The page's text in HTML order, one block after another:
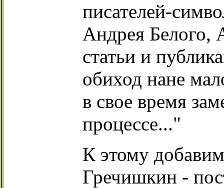
писателей-
Андрея Белого,
статьи и
обиход нане
в свое время
процессе..."
К этому
Гречишкин -